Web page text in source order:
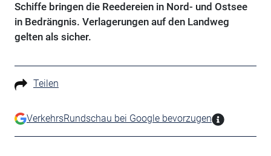
Schiffe bringen die Reedereien in Nord- und Ostsee
in Bedrängnis. Verlagerungen auf den Landweg
gelten als sicher.
Teilen
VerkehrsRundschau bei Google bevorzugen